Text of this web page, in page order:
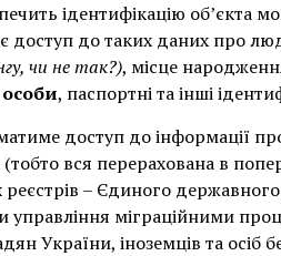
ідентифікацію об’єкта
доступ до таких даних про
чи не так?), місце
, паспортні та інші
доступ до інформації
вся перерахована в
– Єдиного
управління міграційними
України, іноземців та